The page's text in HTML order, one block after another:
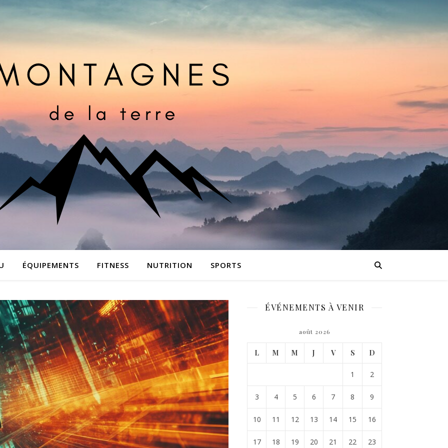
Votre blog sportif
ÉQUIPEMENTS FITNESS NUTRITION SPORTS
ÉVÉNEMENTS À VENIR
août 2026
L M M J V S D
1 2
3 4 5 6 7 8 9
10 11 12 13 14 15 16
17 18 19 20 21 22 23